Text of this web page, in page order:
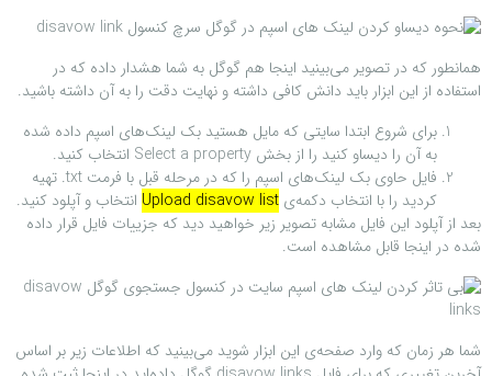
همانطور که در تصویر می‌بینید اینجا هم گوگل به شما هشدار داده که در
استفاده از این ابزار باید دانش کافی داشته و نهایت دقت را به آن داشته باشید.
برای شروع ابتدا سایتی که مایل هستید بک لینک‌های اسپم داده شده
به آن را دیساو کنید را از بخش Select a property انتخاب کنید.
فایل حاوی بک لینک‌های اسپم را که در مرحله قبل با فرمت txt. تهیه
کردید را با انتخاب دکمه‌ی Upload disavow list انتخاب و آپلود کنید.
بعد از آپلود این فایل مشابه تصویر زیر خواهید دید که جزییات فایل قرار داده
شده در اینجا قابل مشاهده است.
شما هر زمان که وارد صفحه‌ی این ابزار شوید می‌بینید که اطلاعات زیر بر اساس